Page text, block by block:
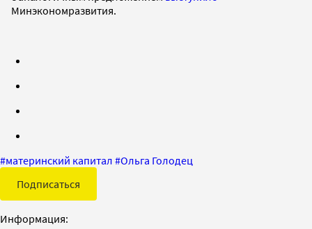
Минэкономразвития.
#материнский капитал #Ольга Голодец
Подписаться
Информация: